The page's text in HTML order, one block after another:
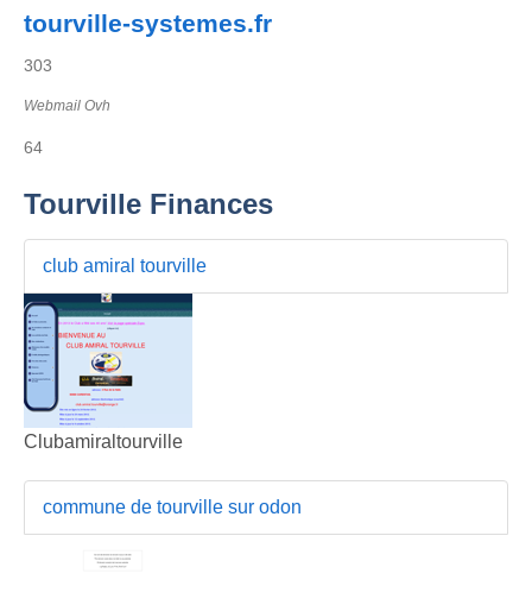
tourville-systemes.fr
303
Webmail Ovh
64
Tourville Finances
club amiral tourville
Clubamiraltourville
commune de tourville sur odon